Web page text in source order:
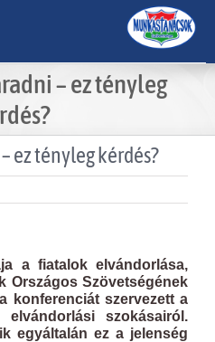
– ez tényleg
ez tényleg kérdés?
a fiatalok elvándorlása,
Országos Szövetségének
konferenciát szervezett a
szokásairól.
egyáltalán ez a jelenség